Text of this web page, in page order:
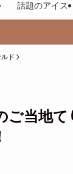
話題のアイス
ド
ご当地